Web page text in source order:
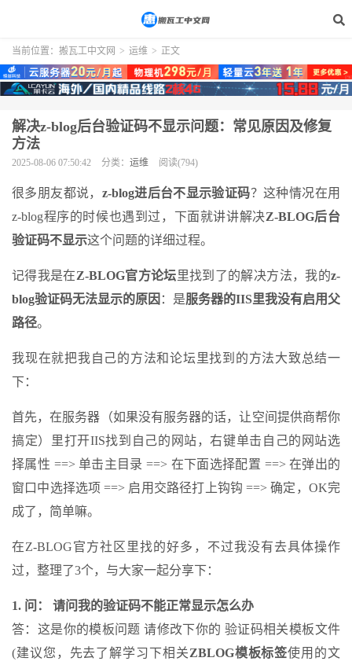
当前位置： 搬瓦工中文网 > 运维 > 正文
解决z-blog后台验证码不显示问题：常见原因及修复
方法
2025-08-06 07:50:42 分类： 运维 阅读(794)
很多朋友都说， z-blog进后台不显示验证码？这种情况在用
z-blog程序的时候也遇到过，下面就讲讲解决Z-BLOG后台
验证码不显示这个问题的详细过程。
记得我是在Z-BLOG官方论坛里找到了的解决方法，我的z-
blog验证码无法显示的原因 ：是服务器的IIS里我没有启用父
路径。
我现在就把我自己的方法和论坛里找到的方法大致总结一
下：
首先，在服务器（如果没有服务器的话，让空间提供商帮你
搞定）里打开IIS找到自己的网站，右键单击自己的网站选
择属性 ==> 单击主目录 ==> 在下面选择配置 ==> 在弹出的
窗口中选择选项 ==> 启用交路径打上钩钩 ==> 确定，OK完
成了，简单嘛。
在Z-BLOG官方社区里找的好多，不过我没有去具体操作
过，整理了3个，与大家一起分享下：
1. 问： 请问我的验证码不能正常显示怎么办
答：这是你的模板问题 请修改下你的 验证码相关模板文件
(建议您，先去了解学习下相关ZBLOG模板标签使用的文